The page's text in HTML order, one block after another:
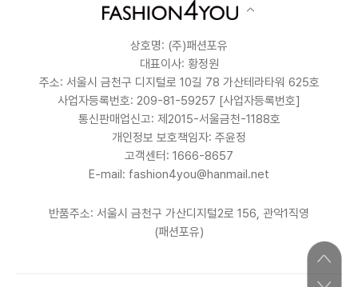
상호명: (주)패션포유
대표이사: 황정원
주소: 서울시 금천구 디지털로 10길 78 가산테라타워 625호
사업자등록번호: 209-81-59257 [사업자등록번호]
통신판매업신고: 제2015-서울금천-1188호
개인정보 보호책임자: 주윤정
고객센터: 1666-8657
E-mail: fashion4you@hanmail.net
반품주소: 서울시 금천구 가산디지털2로 156, 관악1직영
(패션포유)